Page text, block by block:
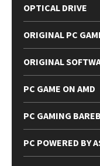
OPTICAL DRIVE
ORIGINAL PC
ORIGINAL
PC GAME ON AMD
PC GAMING
PC POWERED BY